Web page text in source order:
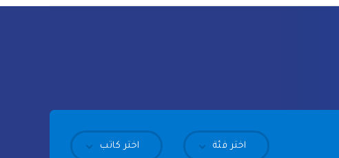
اختر كاتب اختر فئة